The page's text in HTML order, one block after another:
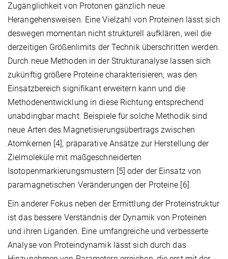
Zugänglichkeit von Protonen gänzlich neue
Herangehensweisen. Eine Vielzahl von Proteinen lässt sich
deswegen momentan nicht strukturell aufklären, weil die
derzeitigen Größenlimits der Technik überschritten werden.
Durch neue Methoden in der Strukturanalyse lassen sich
zukünftig größere Proteine charakterisieren, was den
Einsatzbereich signifikant erweitern kann und die
Methodenentwicklung in diese Richtung entsprechend
unabdingbar macht. Beispiele für solche Methodik sind
neue Arten des Magnetisierungsübertrags zwischen
Atomkernen [4], präparative Ansätze zur Herstellung der
Zielmoleküle mit maßgeschneiderten
Isotopenmarkierungsmustern [5] oder der Einsatz von
paramagnetischen Veränderungen der Proteine [6].
Ein anderer Fokus neben der Ermittlung der Proteinstruktur
ist das bessere Verständnis der Dynamik von Proteinen
und ihren Liganden. Eine umfangreiche und verbesserte
Analyse von Proteindynamik lässt sich durch das